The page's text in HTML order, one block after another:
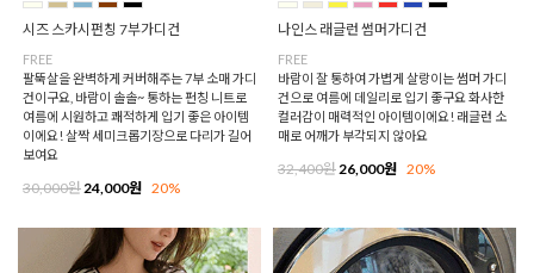
시즈 스카시펀칭 7부가디건
FREE
팔뚝살을 완벽하게 커버해주는 7부 소매 가디
건이구요, 바람이 솔솔~ 통하는 펀칭 니트로
여름에 시원하고 쾌적하게 입기 좋은 아이템
이에요! 살짝 세미크롭기장으로 다리가 길어
보여요
30,000원24,000원 20%
나인스 래글런 썸머가디건
FREE
바람이 잘 통하여 가볍게 살랑이는 썸머 가디
건으로 여름에 데일리로 입기 좋구요 화사한
컬러감이 매력적인 아이템이에요! 래글런 소
매로 어깨가 부각되지 않아요
32,400원26,000원 20%